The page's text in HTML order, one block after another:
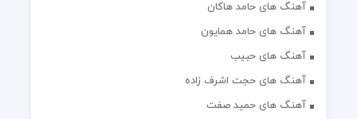
آهنگ های حامد هاکان
آهنگ های حامد همایون
آهنگ های حبیب
آهنگ های حجت اشرف زاده
آهنگ های حمید صفت